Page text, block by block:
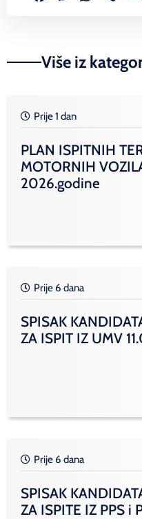
Više iz
Prije 1 dan
PLAN ISPITNIH
MOTORNIH
2026.godine
Prije 6 dana
SPISAK
ZA ISPIT IZ UMV
Prije 6 dana
SPISAK
ZA ISPITE IZ PPS i